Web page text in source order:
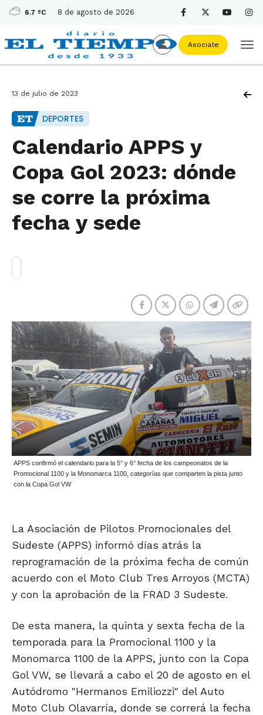
6.7 ºC 8 de agosto de 2026
Asociate
13 de julio de 2023
DEPORTES
Calendario APPS y
Copa Gol 2023: dónde
se corre la próxima
fecha y sede
APPS confirmó el calendario para la 5° y 6° fecha de los campeonatos de la
Promocional 1100 y la Monomarca 1100, categorías que comparten la pista junto
con la Copa Gol VW
La Asociación de Pilotos Promocionales del
Sudeste (APPS) informó días atrás la
reprogramación de la próxima fecha de común
acuerdo con el Moto Club Tres Arroyos (MCTA)
y con la aprobación de la FRAD 3 Sudeste.
De esta manera, la quinta y sexta fecha de la
temporada para la Promocional 1100 y la
Monomarca 1100 de la APPS, junto con la Copa
Gol VW, se llevará a cabo el 20 de agosto en el
Autódromo "Hermanos Emiliozzi" del Auto
Moto Club Olavarría, donde se correrá la fecha